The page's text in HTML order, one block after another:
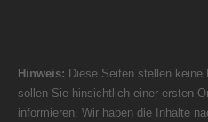
Hinweis: Diese Seiten stellen keine
sollen Sie hinsichtlich einer ersten
informieren. Wir haben die Inhalte